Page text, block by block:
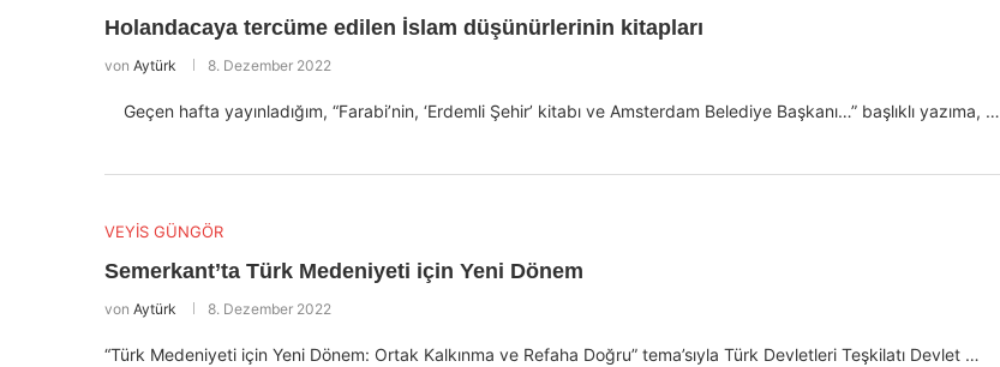
Holandacaya tercüme edilen İslam düşünürlerinin kitapları
von Aytürk 8. Dezember 2022
Geçen hafta yayınladığım, “Farabi’nin, ‘Erdemli Şehir’ kitabı ve Amsterdam Belediye Başkanı…” başlıklı yazıma, …
VEYİS GÜNGÖR
Semerkant’ta Türk Medeniyeti için Yeni Dönem
von Aytürk 8. Dezember 2022
“Türk Medeniyeti için Yeni Dönem: Ortak Kalkınma ve Refaha Doğru” tema’sıyla Türk Devletleri Teşkilatı Devlet …